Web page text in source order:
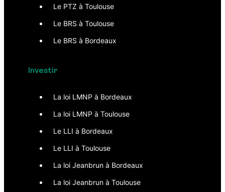
Le PTZ à Toulouse
Le BRS à Toulouse
Le BRS à Bordeaux
Investir
La loi LMNP à Bordeaux
La loi LMNP à Toulouse
Le LLI à Bordeaux
Le LLI à Toulouse
La loi Jeanbrun à Bordeaux
La loi Jeanbrun à Toulouse